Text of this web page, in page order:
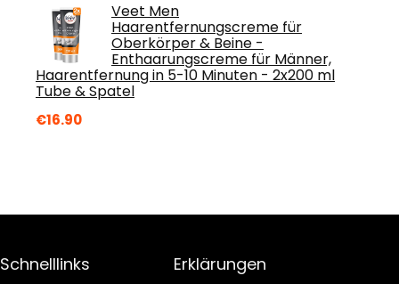
Veet Men
Haarentfernungscreme für
Oberkörper & Beine -
Enthaarungscreme für Männer,
Haarentfernung in 5-10 Minuten - 2x200 ml
Tube & Spatel
€16.90
Schnelllinks Erklärungen